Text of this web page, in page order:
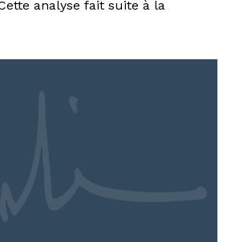
analyse fait suite à la